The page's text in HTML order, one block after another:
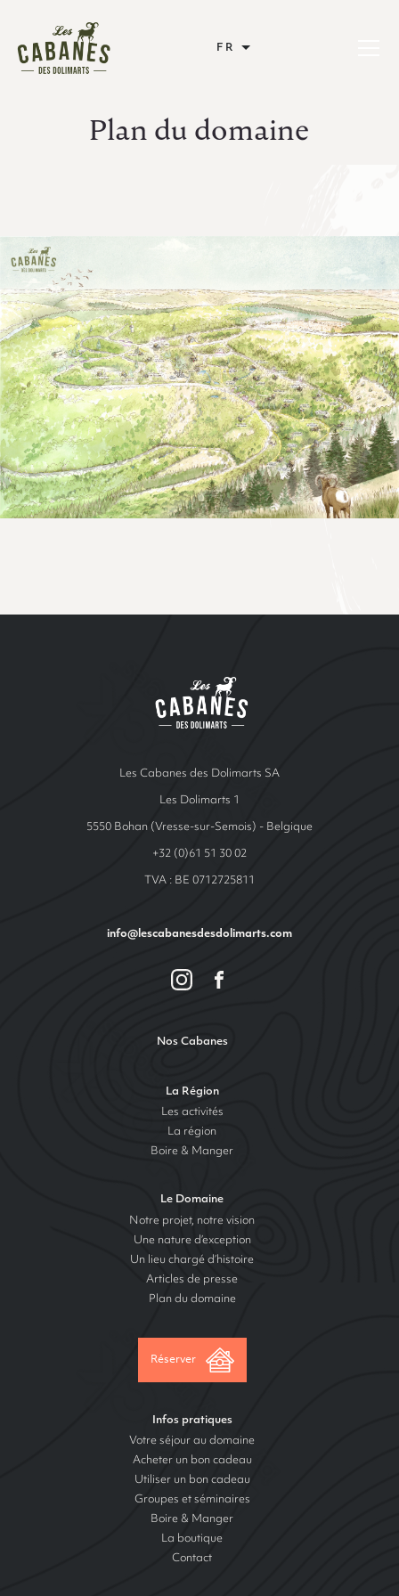
FR
Plan du domaine
Les Cabanes des Dolimarts SA
Les Dolimarts 1
5550 Bohan (Vresse-sur-Semois) - Belgique
+32 (0)61 51 30 02
TVA : BE 0712725811
info@lescabanesdesdolimarts.com
Nos Cabanes
La Région
Les activités
La région
Boire & Manger
Le Domaine
Notre projet, notre vision
Une nature d’exception
Un lieu chargé d’histoire
Articles de presse
Plan du domaine
Réserver
Infos pratiques
Votre séjour au domaine
Acheter un bon cadeau
Utiliser un bon cadeau
Groupes et séminaires
Boire & Manger
La boutique
Contact